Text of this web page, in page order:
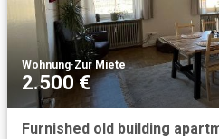
Wohnung·Zur Miete
2.500 €
Furnished old building